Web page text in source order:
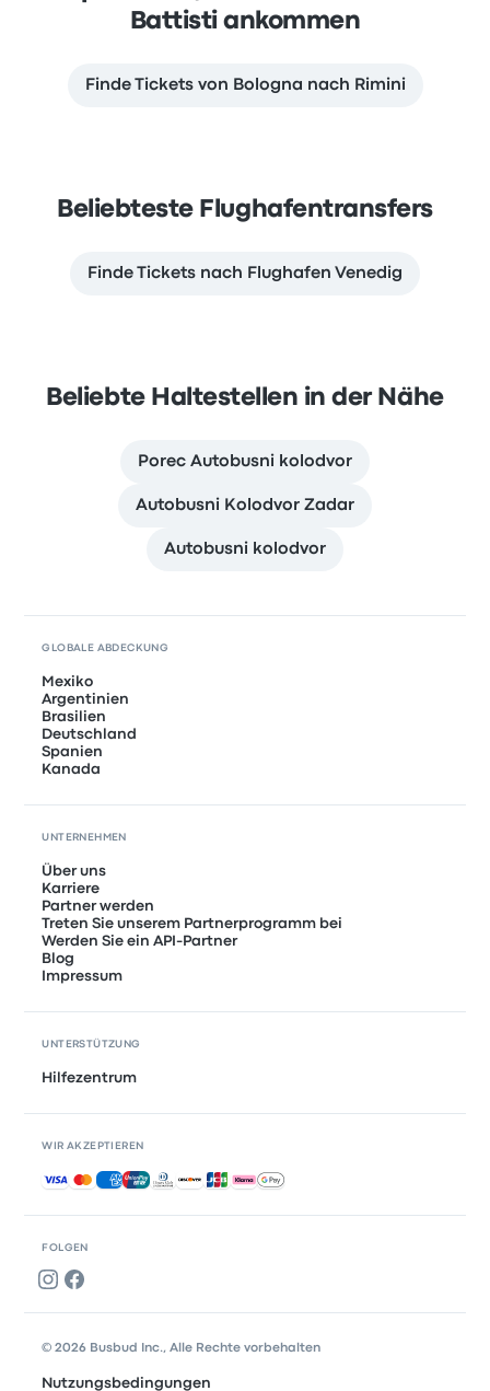
Battisti ankommen
Finde Tickets von Bologna nach Rimini
Beliebteste Flughafentransfers
Finde Tickets nach Flughafen Venedig
Beliebte Haltestellen in der Nähe
Porec Autobusni kolodvor
Autobusni Kolodvor Zadar
Autobusni kolodvor
FOLGEN
GLOBALE ABDECKUNG
Mexiko
Argentinien
Brasilien
Deutschland
Spanien
Kanada
UNTERNEHMEN
Über uns
Karriere
Partner werden
Treten Sie unserem Partnerprogramm bei
Werden Sie ein API-Partner
Blog
Impressum
UNTERSTÜTZUNG
Hilfezentrum
WIR AKZEPTIEREN
Akzeptierte Zahlungsmethoden
© 2026 Busbud Inc., Alle Rechte vorbehalten
Nutzungsbedingungen